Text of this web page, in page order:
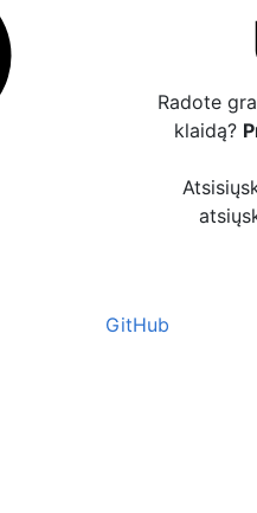
Radote
klaidą?
GitHub